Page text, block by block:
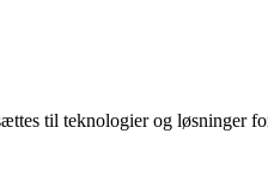
til teknologier og løsninger